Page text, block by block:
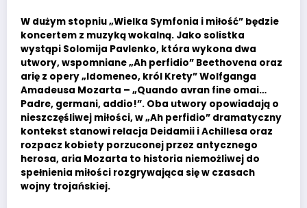
W dużym stopniu „Wielka Symfonia i miłość” będzie
koncertem z muzyką wokalną. Jako solistka
wystąpi Solomija Pavlenko, która wykona dwa
utwory, wspomniane „Ah perfidio” Beethovena oraz
arię z opery „Idomeneo, król Krety” Wolfganga
Amadeusa Mozarta – „Quando avran fine omai…
Padre, germani, addio!”. Oba utwory opowiadają o
nieszczęśliwej miłości, w „Ah perfidio” dramatyczny
kontekst stanowi relacja Deidamii i Achillesa oraz
rozpacz kobiety porzuconej przez antycznego
herosa, aria Mozarta to historia niemożliwej do
spełnienia miłości rozgrywająca się w czasach
wojny trojańskiej.